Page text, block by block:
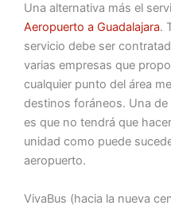
Una alternativa más el
Aeropuerto a Guadalajara.
servicio debe ser
varias empresas que
cualquier punto del área
destinos foráneos. Una
es que no tendrá que
unidad como puede
aeropuerto.
VivaBus (hacia la nueva